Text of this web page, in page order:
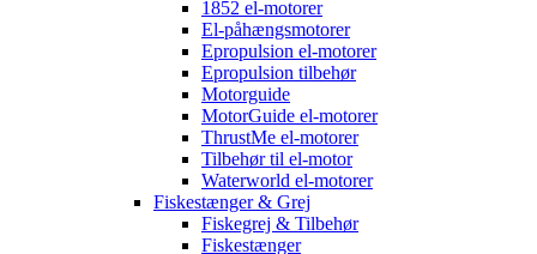
1852 el-motorer
El-påhængsmotorer
Epropulsion el-motorer
Epropulsion tilbehør
Motorguide
MotorGuide el-motorer
ThrustMe el-motorer
Tilbehør til el-motor
Waterworld el-motorer
Fiskestænger & Grej
Fiskegrej & Tilbehør
Fiskestænger